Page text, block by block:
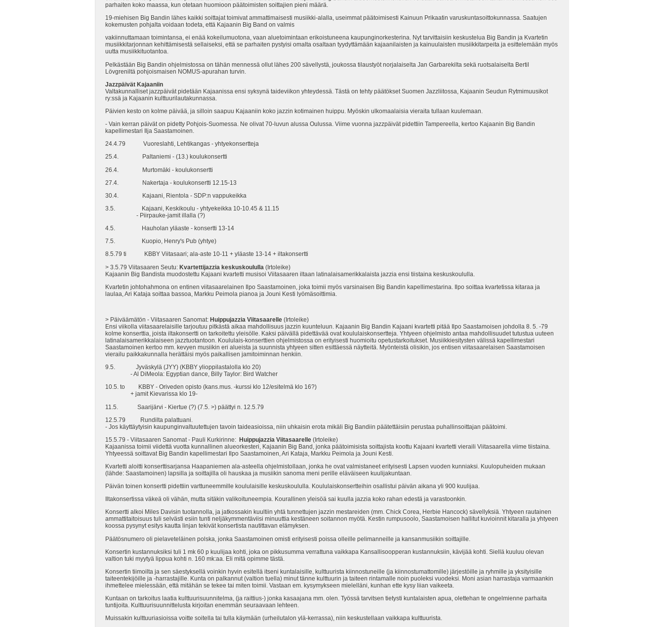
parhaiten koko maassa, kun otetaan huomioon päätoimisten soittajien pieni määrä.
19-miehisen Big Bandin lähes kaikki soittajat toimivat ammattimaisesti musiikki-alalla, useimmat päätoimisesti Kainuun Prikaatin varuskuntasoittokunnassa. Saatujen
kokemusten pohjalta voidaan todeta, että Kajaanin Big Band on valmis
vakiinnuttamaan toimintansa, ei enää kokeilumuotona, vaan aluetoimintaan erikoistuneena kaupunginorkesterina. Nyt tarvittaisiin keskustelua Big Bandin ja Kvartetin
musiikkitarjonnan kehittämisestä sellaiseksi, että se parhaiten pystyisi omalta osaltaan tyydyttämään kajaanilaisten ja kainuulaisten musiikkitarpeita ja esittelemään myös
uutta musiikkituotantoa.
Pelkästään Big Bandin ohjelmistossa on tähän mennessä ollut lähes 200 sävellystä, joukossa tilaustyöt norjalaiselta Jan Garbarekilta sekä ruotsalaiselta Bertil
Lövgreniltä pohjoismaisen NOMUS-apurahan turvin.
Jazzpäivät Kajaaniin
Valtakunnalliset jazzpäivät pidetään Kajaanissa ensi syksynä taideviikon yhteydessä. Tästä on tehty päätökset Suomen Jazzliitossa, Kajaanin Seudun Rytmimuusikot
ry:ssä ja Kajaanin kulttuurilautakunnassa.
Päivien kesto on kolme päivää, ja silloin saapuu Kajaaniin koko jazzin kotimainen huippu. Myöskin ulkomaalaisia vieraita tullaan kuulemaan.
- Vain kerran päivät on pidetty Pohjois-Suomessa. Ne olivat 70-luvun alussa Oulussa. Viime vuonna jazzpäivät pidettiin Tampereella, kertoo Kajaanin Big Bandin
kapellimestari Ilja Saastamoinen.
24.4.79 Vuoreslahti, Lehtikangas - yhtyekonsertteja
25.4. Paltaniemi - (13.) koulukonsertti
26.4. Murtomäki - koulukonsertti
27.4. Nakertaja - koulukonsertti 12.15-13
30.4. Kajaani, Rientola - SDP:n vappukeikka
3.5. Kajaani, Keskikoulu - yhtyekeikka 10-10.45 & 11.15
- Piirpauke-jamit illalla (?)
4.5. Hauholan yläaste - konsertti 13-14
7.5. Kuopio, Henry's Pub (yhtye)
8.5.79 ti KBBY Viitasaari; ala-aste 10-11 + yläaste 13-14 + iltakonsertti
> 3.5.79 Viitasaaren Seutu: Kvartettijazzia keskuskoululla (Irtoleike)
Kajaanin Big Bandista muodostettu Kajaani kvartetti musisoi Viitasaaren iltaan latinalaisamerikkalaista jazzia ensi tiistaina keskuskoululla.
Kvartetin johtohahmona on entinen viitasaarelainen Ilpo Saastamoinen, joka toimii myös varsinaisen Big Bandin kapellimestarina. Ilpo soittaa kvartetissa kitaraa ja
laulaa, Ari Kataja soittaa bassoa, Markku Peimola pianoa ja Jouni Kesti lyömäsoittimia.
> Päiväämätön - Viitasaaren Sanomat: Huippujazzia Viitasaarelle (Irtoleike)
Ensi viikolla viitasaarelaisille tarjoutuu pitkästä aikaa mahdollisuus jazzin kuunteluun. Kajaanin Big Bandin Kajaani kvartetti pitää Ilpo Saastamoisen johdolla 8. 5. -79
kolme konserttia, joista iltakonsertti on tarkoitettu yleisölle. Kaksi päivällä pidettävää ovat koululaiskonsertteja. Yhtyeen ohjelmisto antaa mahdollisuudet tutustua uuteen
latinalaisamerikkalaiseen jazztuotantoon. Koululais-konserttien ohjelmistossa on erityisesti huomioitu opetustarkoitukset. Musiikkiesitysten välissä kapellimestari
Saastamoinen kertoo mm. kevyen musiikin eri alueista ja suunnista yhtyeen sitten esittäessä näytteitä. Myönteistä olisikin, jos entisen viitasaarelaisen Saastamoisen
vierailu paikkakunnalla herättäisi myös paikallisen jamitoiminnan henkiin.
9.5. Jyväskylä (JYY) (KBBY ylioppilastalolla klo 20)
- Al DiMeola: Egyptian dance, Billy Taylor: Bird Watcher
10.5. to KBBY - Oriveden opisto (kans.mus. -kurssi klo 12/esitelmä klo 16?)
+ jamit Kievarissa klo 19-
11.5. Saarijärvi - Kiertue (?) (7.5. >) päättyi n. 12.5.79
12.5.79 Rundilta palattuani.
- Jos käyttäytyisin kaupunginvaltuutettujen tavoin taideasioissa, niin uhkaisin erota mikäli Big Bandiin päätettäisiin perustaa puhallinsoittajan päätoimi.
15.5.79 - Viitasaaren Sanomat - Pauli Kurkirinne: Huippujazzia Viitasaarelle (Irtoleike)
Kajaanissa toimii viidettä vuotta kunnallinen alueorkesteri, Kajaanin Big Band, jonka päätoimisista soittajista koottu Kajaani kvartetti vieraili Viitasaarella viime tiistaina.
Yhtyeessä soittavat Big Bandin kapellimestari Ilpo Saastamoinen, Ari Kataja, Markku Peimola ja Jouni Kesti.
Kvartetti aloitti konserttisarjansa Haapaniemen ala-asteella ohjelmistollaan, jonka he ovat valmistaneet erityisesti Lapsen vuoden kunniaksi. Kuulopuheiden mukaan
(lähde: Saastamoinen) lapsilla ja soittajilla oli hauskaa ja musiikin sanoma meni perille eläväiseen kuulijakuntaan.
Päivän toinen konsertti pidettiin varttuneemmille koululaisille keskuskoululla. Koululaiskonsertteihin osallistui päivän aikana yli 900 kuulijaa.
Iltakonsertissa väkeä oli vähän, mutta sitäkin valikoituneempia. Kourallinen yleisöä sai kuulla jazzia koko rahan edestä ja varastoonkin.
Konsertti alkoi Miles Davisin tuotannolla, ja jatkossakin kuultiin yhtä tunnettujen jazzin mestareiden (mm. Chick Corea, Herbie Hancock) sävellyksiä. Yhtyeen rautainen
ammattitaitoisuus tuli selvästi esiin tunti neljäkymmentäviisi minuuttia kestäneen soitannon myötä. Kestin rumpusoolo, Saastamoisen hallitut kuvioinnit kitaralla ja yhtyeen
koossa pysynyt esitys kautta linjan tekivät konsertista nautittavan elämyksen.
Päätösnumero oli pielaveteläinen polska, jonka Saastamoinen omisti erityisesti poissa olleille pelimanneille ja kansanmusiikin soittajille.
Konsertin kustannuksiksi tuli 1 mk 60 p kuulijaa kohti, joka on pikkusumma verrattuna vaikkapa Kansallisoopperan kustannuksiin, kävijää kohti. Siellä kuuluu olevan
valtion tuki myytyä lippua kohti n. 160 mk:aa. Eli mitä opimme tästä.
Konsertin tiimoilta ja sen säestyksellä voinkin hyvin esitellä itseni kuntalaisille, kulttuurista kiinnostuneille (ja kiinnostumattomille) järjestöille ja ryhmille ja yksityisille
taiteentekijöille ja -harrastajille. Kunta on palkannut (valtion tuella) minut tänne kulttuurin ja taiteen rintamalle noin puoleksi vuodeksi. Moni asian harrastaja varmaankin
ihmettelee mielessään, että mitähän se tekee tai miten toimii. Vastaan em. kysymykseen mielelläni, kunhan ette kysy liian vaikeeta.
Kuntaan on tarkoitus laatia kulttuurisuunnitelma, (ja raittius-) jonka kasaajana mm. olen. Työssä tarvitsen tietysti kuntalaisten apua, olettehan te ongelmienne parhaita
tuntijoita. Kulttuurisuunnittelusta kirjoitan enemmän seuraavaan lehteen.
Muissakin kulttuuriasioissa voitte soitella tai tulla käymään (urheilutalon ylä-kerrassa), niin keskustellaan vaikkapa kulttuurista.